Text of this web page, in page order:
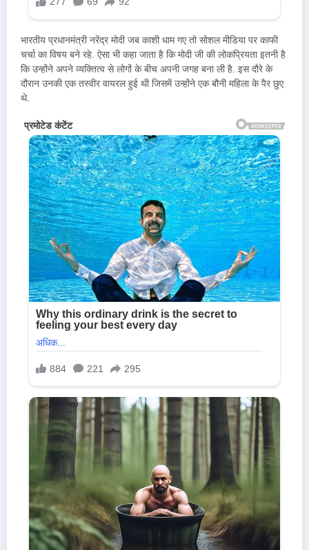
भारतीय प्रधानमंत्री नरेंद्र मोदी जब काशी धाम गए तो सोशल मीडिया पर काफी
चर्चा का विषय बने रहे. ऐसा भी कहा जाता है कि मोदी जी की लोकप्रियता इतनी है
कि उन्होंने अपने व्यक्तित्व से लोगों के बीच अपनी जगह बना ली है. इस दौरे के
दौरान उनकी एक तस्वीर वायरल हुई थी जिसमें उन्होंने एक बौनी महिला के पैर छुए
थे.